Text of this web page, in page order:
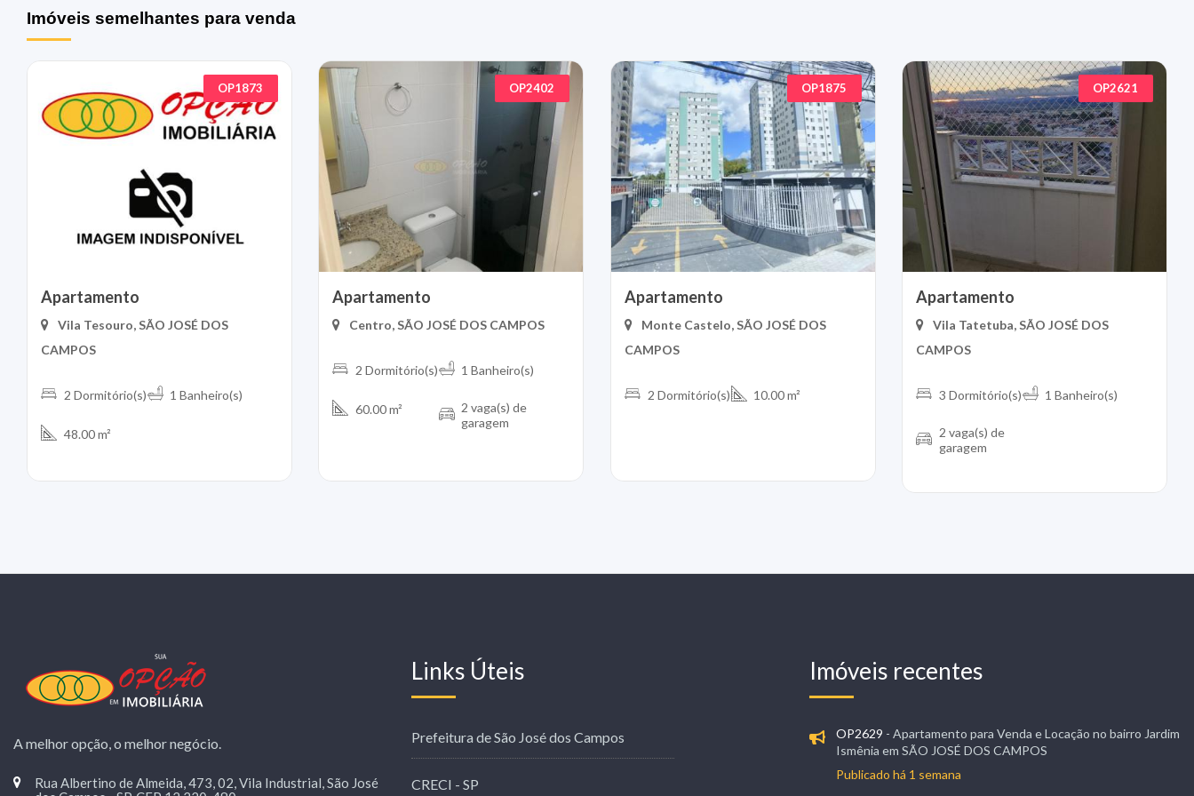
Imóveis semelhantes para venda
OP1873
Apartamento
Vila Tesouro, SÃO JOSÉ DOS
CAMPOS
2 Dormitório(s) 1 Banheiro(s)
48.00 m²
OP2402
Apartamento
Centro, SÃO JOSÉ DOS CAMPOS
2 Dormitório(s) 1 Banheiro(s)
60.00 m²
2 vaga(s) de
garagem
OP1875
Apartamento
Monte Castelo, SÃO JOSÉ DOS
CAMPOS
2 Dormitório(s) 10.00 m²
OP2621
Apartamento
Vila Tatetuba, SÃO JOSÉ DOS
CAMPOS
3 Dormitório(s) 1 Banheiro(s)
2 vaga(s) de
garagem
A melhor opção, o melhor negócio.
Rua Albertino de Almeida, 473, 02, Vila Industrial, São José
Links Úteis
Prefeitura de São José dos Campos
CRECI - SP
Imóveis recentes
OP2629 - Apartamento para Venda e Locação no bairro Jardim
Ismênia em SÃO JOSÉ DOS CAMPOS
Publicado há 1 semana